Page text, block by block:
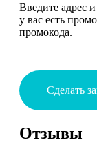
Введите адрес
у вас есть
промокода.
Сделать
Отзывы